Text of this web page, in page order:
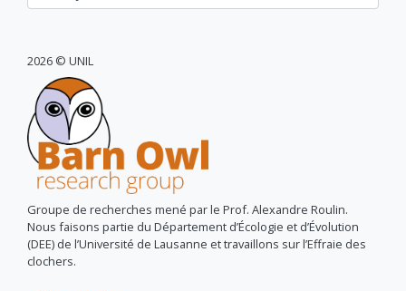
2026 © UNIL
Groupe de recherches mené par le Prof. Alexandre Roulin.
Nous faisons partie du Département d’Écologie et d’Évolution
(DEE) de l’Université de Lausanne et travaillons sur l’Effraie des
clochers.